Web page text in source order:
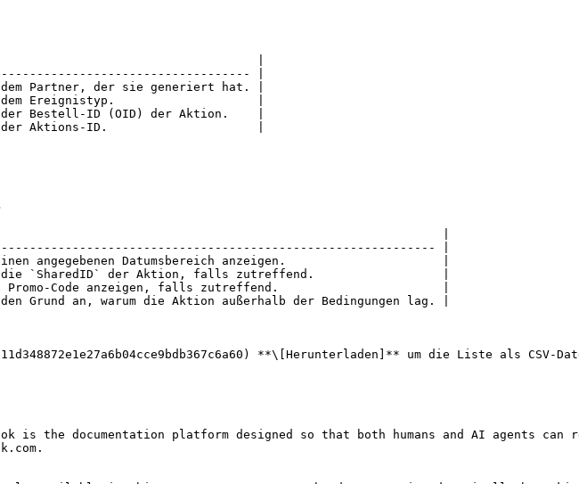
|
|
Partner, der sie generiert hat. |
dem Ereignistyp.                    |
Bestell-ID (OID) der Aktion.    |
der Aktions-ID.                     |
|
|
angegebenen Datumsbereich anzeigen.                      |
die `SharedID` der Aktion, falls zutreffend.                  |
Promo-Code anzeigen, falls zutreffend.                       |
Grund an, warum die Aktion außerhalb der Bedingungen lag. |
**\[Herunterladen]** um die Liste als CSV-
is the documentation platform designed so that both humans and AI agents can